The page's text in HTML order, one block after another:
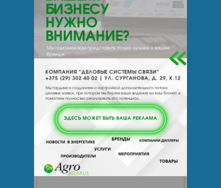
фасовка: мешок 25 кг Отгрузка от 0,3 т.
Премикс П60-1 для молочных коров в
стойловый период (1%) помогает
сбалансировать рацион по витаминам
и микроэлементам. Компоненты
4.1
БЕЛХИМСЕРВИС ЗАО
Цена по запросу
+ 375Показать т